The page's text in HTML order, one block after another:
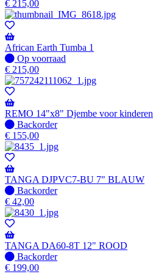
voorraad
€ 215,00
African Earth Tumba 1
Op
voorraad
Op voorraad
€ 215,00
REMO 14"x8" Djembe voor kinderen
Niet
op
voorraad
-
Wordt
verzonden
wanneer
beschikbaar
Backorder
€ 155,00
TANGA DJPVC7-BU 7" BLAUW
Niet
op
voorraad
-
Wordt
verzonden
wanneer
beschikbaar
Backorder
€ 42,00
TANGA DA60-8T 12" ROOD
Niet
op
Backorder
€ 199,00